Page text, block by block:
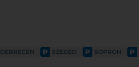
DEBRECEN P SZEGED P SOPRON P